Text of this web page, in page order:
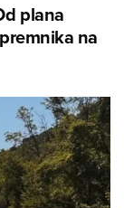
plana
na